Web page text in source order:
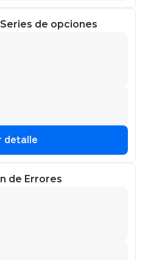
de opciones
detalle
de Errores